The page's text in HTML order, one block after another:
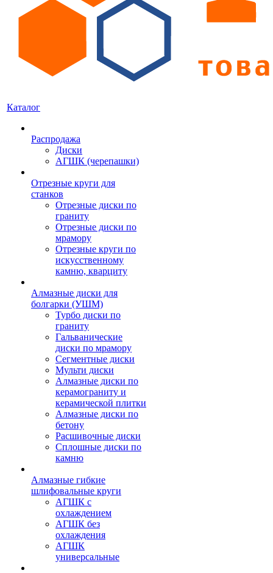
Каталог
Распродажа
Диски
АГШК (черепашки)
Отрезные круги для
станков
Отрезные диски по
граниту
Отрезные диски по
мрамору
Отрезные круги по
искусственному
камню, кварциту
Алмазные диски для
болгарки (УШМ)
Турбо диски по
граниту
Гальванические
диски по мрамору
Сегментные диски
Мульти диски
Алмазные диски по
керамограниту и
керамической плитки
Алмазные диски по
бетону
Расшивочные диски
Сплошные диски по
камню
Алмазные гибкие
шлифовальные круги
АГШК с
охлаждением
АГШК без
охлаждения
АГШК
универсальные